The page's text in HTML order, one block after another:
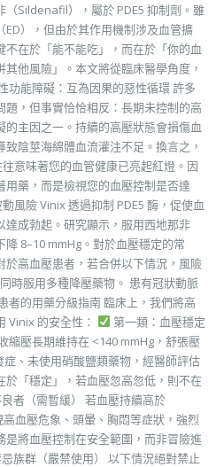
（Sildenafil），屬於 PDE5 抑制劑。雖
），但由於其作用機制涉及血管擴
在於「能不能吃」，而在於「你的血
他風險」。本文將從臨床醫學角度，
功能障礙：互為因果的惡性循環 許多
，但事實恰恰相反：長期未控制的高
的主因之一。持續的高壓狀態會損傷血
陰莖海綿體血流灌注不足。換言之，
意味著您的血管健康已亮起紅燈。因
藥，而是檢視您的血壓控制是否達
風險 Vinix 透過抑制 PDE5 酶，促使血
達成勃起。研究顯示，服用西地那非
8–10 mmHg。對於血壓穩定的常
於高血壓患者，若合併以下情況，風險
時服用多種降壓藥物。 患有冠狀動脈
者的用藥分級指南 臨床上，我們將高
Vinix 的安全性：
第一類：血壓穩定
縮壓長期維持在 <140 mmHg，舒張壓
、未使用硝酸鹽類藥物，經醫師評估
「穩定」，若血壓忽高忽低，則不在
者（需暫緩） 若血壓持續高於
血壓危象、頭暈、胸悶等症狀，強烈
是將血壓控制在安全範圍，而非冒險進
族群（嚴禁使用） 以下情況絕對禁止